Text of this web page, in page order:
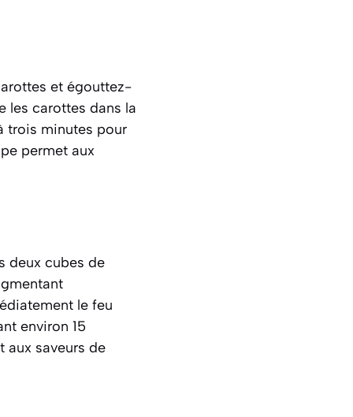
et égouttez-
les carottes dans la
trois minutes pour
permet aux
deux cubes de
le feu
environ 15
aux saveurs de